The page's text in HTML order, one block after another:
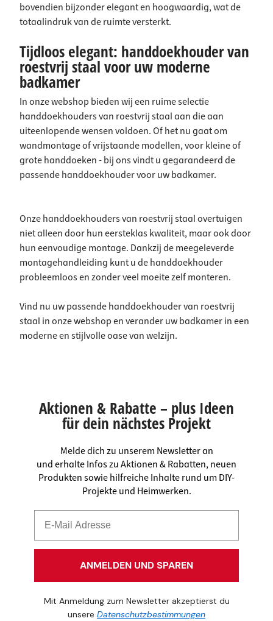
bovendien bijzonder elegant en hoogwaardig, wat de
totaalindruk van de ruimte versterkt.
Tijdloos elegant: handdoekhouder van
roestvrij staal voor uw moderne
badkamer
In onze webshop bieden wij een ruime selectie
handdoekhouders van roestvrij staal aan die aan
uiteenlopende wensen voldoen. Of het nu gaat om
wandmontage of vrijstaande modellen, voor kleine of
grote handdoeken - bij ons vindt u gegarandeerd de
passende handdoekhouder voor uw badkamer.
Onze handdoekhouders van roestvrij staal overtuigen
niet alleen door hun eersteklas kwaliteit, maar ook door
hun eenvoudige montage. Dankzij de meegeleverde
montagehandleiding kunt u de handdoekhouder
probleemloos en zonder veel moeite zelf monteren.
Vind nu uw passende handdoekhouder van roestvrij
staal in onze webshop en verander uw badkamer in een
moderne en stijlvolle oase van welzijn.
Aktionen & Rabatte – plus Ideen
für dein nächstes Projekt
Melde dich zu unserem Newsletter an
und erhalte Infos zu Aktionen & Rabatten, neuen
Produkten sowie hilfreiche Inhalte rund um DIY-
Projekte und Heimwerken.
ANMELDEN UND SPAREN
Mit Anmeldung zum Newsletter akzeptierst du
unsere Datenschutzbestimmungen